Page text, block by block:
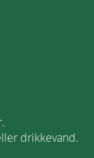
drikkevand.